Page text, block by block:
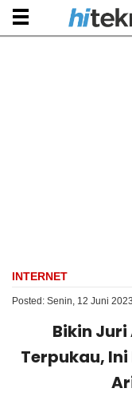
INTERNET
Posted: Senin, 12 Juni
Bikin
Terpukau,